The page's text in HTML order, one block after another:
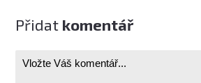
Přidat komentář